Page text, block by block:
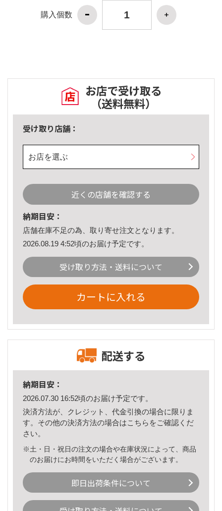
購入個数
お店で受け取る
（送料無料）
受け取り店舗：
お店を選ぶ
近くの店舗を確認する
納期目安：
店舗在庫不足の為、取り寄せ注文となります。
2026.08.19 4:52頃のお届け予定です。
受け取り方法・送料について
カートに入れる
配送する
納期目安：
2026.07.30 16:52頃のお届け予定です。
決済方法が、クレジット、代金引換の場合に限りま
す。その他の決済方法の場合はこちら をご確認くだ
さい。
※土・日・祝日の注文の場合や在庫状況によって、商品
のお届けにお時間をいただく場合がございます。
即日出荷条件について